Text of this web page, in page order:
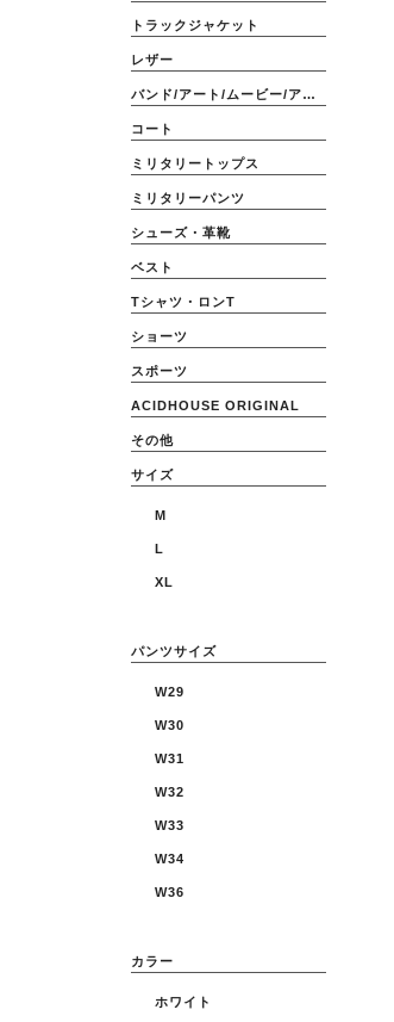
トラックジャケット
レザー
バンド/アート/ムービー/アニメ
コート
ミリタリートップス
ミリタリーパンツ
シューズ・革靴
ベスト
Tシャツ・ロンT
ショーツ
スポーツ
ACIDHOUSE ORIGINAL
その他
サイズ
M
L
XL
パンツサイズ
W29
W30
W31
W32
W33
W34
W36
カラー
ホワイト